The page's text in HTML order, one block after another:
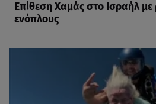
Επίθεση Χαμάς στο Ισραήλ με
ενόπλους